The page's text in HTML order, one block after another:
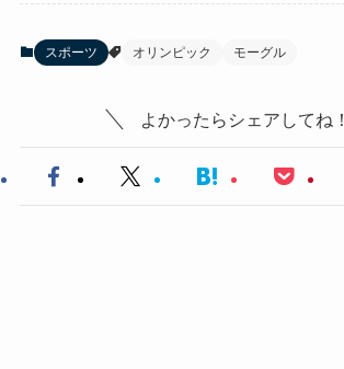
スポーツ オリンピック モーグル
よかったらシェアしてね！